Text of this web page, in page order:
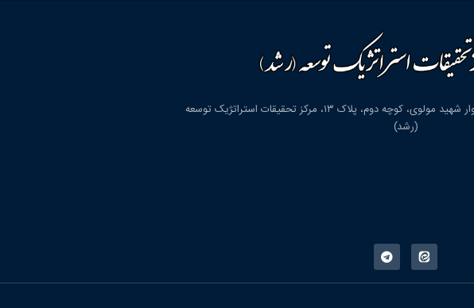
قم، شهرک پردیسان، بلوار دانشگاه، بلوار شهید مولوی، کوچه دوم، پلاک ۱۳، مرکز تحقیقات استراتژیک توسعه
(رشد)